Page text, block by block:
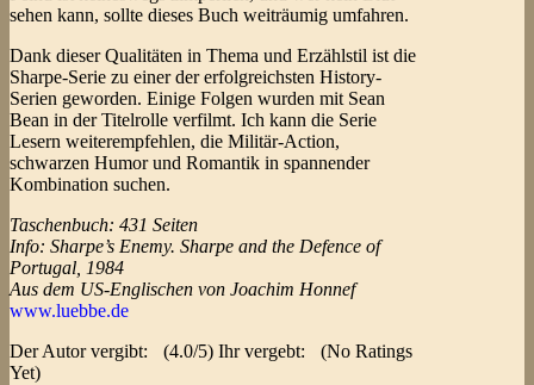
sehen kann, sollte dieses Buch weiträumig umfahren.
Dank dieser Qualitäten in Thema und Erzählstil ist die
Sharpe-Serie zu einer der erfolgreichsten History-
Serien geworden. Einige Folgen wurden mit Sean
Bean in der Titelrolle verfilmt. Ich kann die Serie
Lesern weiterempfehlen, die Militär-Action,
schwarzen Humor und Romantik in spannender
Kombination suchen.
Taschenbuch: 431 Seiten
Info: Sharpe’s Enemy. Sharpe and the Defence of
Portugal, 1984
Aus dem US-Englischen von Joachim Honnef
www.luebbe.de
Der Autor vergibt:
(4.0/5) Ihr vergebt:
(No Ratings
Yet)